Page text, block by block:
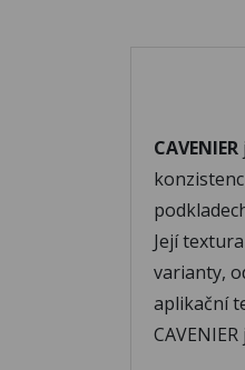
CAVENIER
Její
varianty,
aplikační